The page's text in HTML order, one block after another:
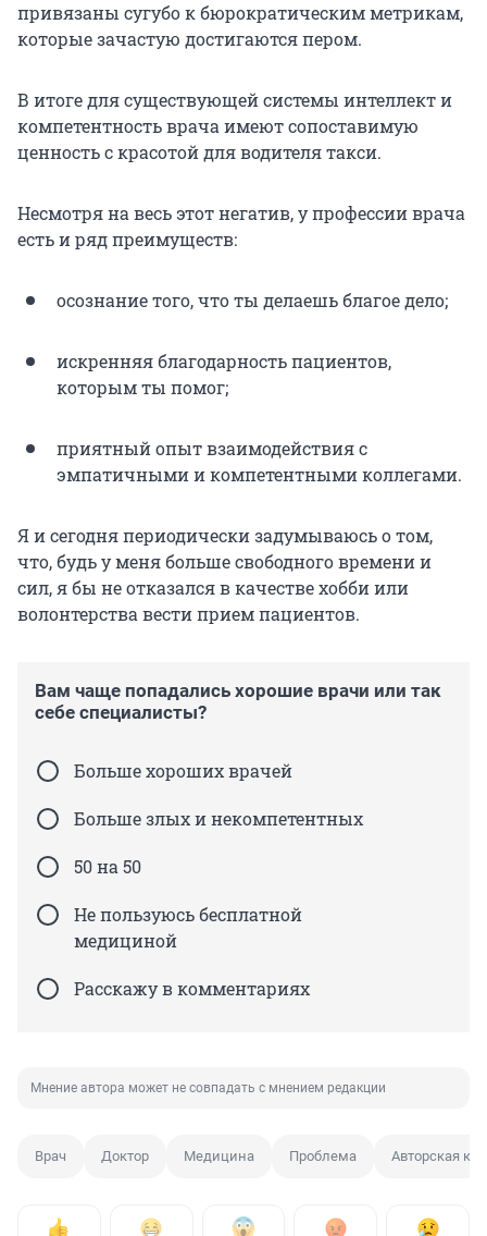
привязаны сугубо к бюрократическим метрикам,
которые зачастую достигаются пером.
В итоге для существующей системы интеллект и
компетентность врача имеют сопоставимую
ценность с красотой для водителя такси.
Несмотря на весь этот негатив, у профессии врача
есть и ряд преимуществ:
осознание того, что ты делаешь благое дело;
искренняя благодарность пациентов,
которым ты помог;
приятный опыт взаимодействия с
эмпатичными и компетентными коллегами.
Я и сегодня периодически задумываюсь о том,
что, будь у меня больше свободного времени и
сил, я бы не отказался в качестве хобби или
волонтерства вести прием пациентов.
Вам чаще попадались хорошие врачи или так
себе специалисты?
Больше хороших врачей
Больше злых и некомпетентных
50 на 50
Не пользуюсь бесплатной
медициной
Расскажу в комментариях
Мнение автора может не совпадать с мнением редакции
Врач Доктор Медицина Проблема Авторская